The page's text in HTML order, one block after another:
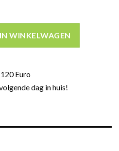
70cl aantal
WINKELWAGEN
Euro
dag in huis!